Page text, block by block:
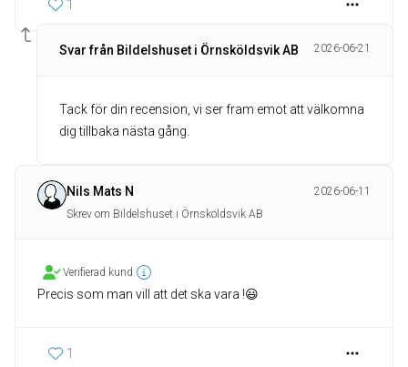
1
Svar från Bildelshuset i Örnsköldsvik AB 2026-06-21
Tack för din recension, vi ser fram emot att välkomna
dig tillbaka nästa gång.
Nils Mats N
2026-06-11
Skrev om Bildelshuset i Örnsköldsvik AB
Verifierad kund
Precis som man vill att det ska vara !😃
1